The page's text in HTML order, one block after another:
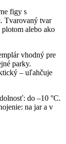
figy s
Tvarovaný tvar
alebo ako
vhodný pre
parky.
– uľahčuje
do –10 °C.
na jar a v